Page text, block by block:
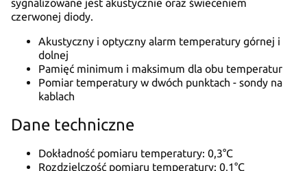
sygnalizowane jest akustycznie oraz świeceniem
czerwonej diody.
Akustyczny i optyczny alarm temperatury górnej i
dolnej
Pamięć minimum i maksimum dla obu temperatur
Pomiar temperatury w dwóch punktach - sondy na
kablach
Dane techniczne
Dokładność pomiaru temperatury: 0,3°C
Rozdzielczość pomiaru temperatury: 0,1°C